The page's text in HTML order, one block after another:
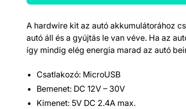
Termék részletek
A hardwire kit az autó akkumulátorához
autó áll és a gyújtás le van véve. Ha az
így mindig elég energia marad az autó
Csatlakozó: MicroUSB
Bemenet: DC 12V – 30V
Kimenet: 5V DC 2.4A max.